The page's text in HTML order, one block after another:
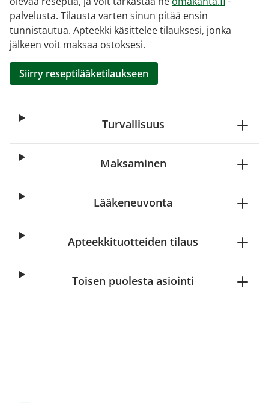
palvelusta. Tilausta varten sinun pitää ensin
tunnistautua. Apteekki käsittelee tilauksesi, jonka
jälkeen voit maksaa ostoksesi.
Siirry reseptilääketilaukseen
Turvallisuus
Maksaminen
Lääkeneuvonta
Apteekkituotteiden tilaus
Toisen puolesta asiointi